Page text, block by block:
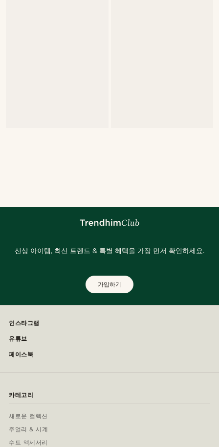
신상 아이템, 최신 트렌드 & 특별 혜택을 가장 먼저 확인하세요.
가입하기
인스타그램
유튜브
페이스북
카테고리
새로운 컬렉션
주얼리 & 시계
수트 액세서리